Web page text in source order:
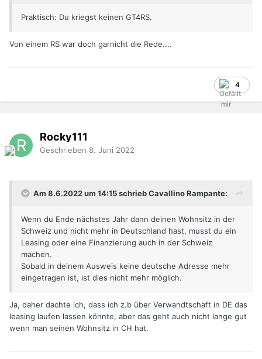
Praktisch: Du kriegst keinen GT4RS.
Von einem RS war doch garnicht die Rede....
4
Rocky111
Geschrieben 8. Juni 2022
Am 8.6.2022 um 14:15 schrieb Cavallino Rampante:
Wenn du Ende nächstes Jahr dann deinen Wohnsitz in der
Schweiz und nicht mehr in Deutschland hast, musst du ein
Leasing oder eine Finanzierung auch in der Schweiz
machen.
Sobald in deinem Ausweis keine deutsche Adresse mehr
eingetragen ist, ist dies nicht mehr möglich.
Ja, daher dachte ich, dass ich z.b über Verwandtschaft in DE das
leasing laufen lassen könnte, aber das geht auch nicht lange gut
wenn man seinen Wohnsitz in CH hat.